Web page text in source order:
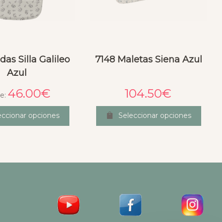
Silla Galileo
Azul
46.00€
opciones
7148 Maletas Siena Azul
104.50€
Seleccionar opciones